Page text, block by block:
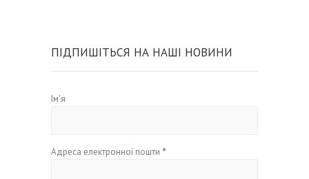
ПІДПИШІТЬСЯ НА НАШІ НОВИНИ
Ім'я
Адреса електронної пошти *